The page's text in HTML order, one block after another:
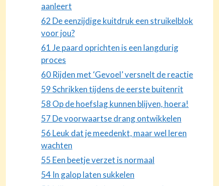
aanleert
62 De eenzijdige kuitdruk een struikelblok
voor jou?
61 Je paard oprichten is een langdurig
proces
60 Rijden met ‘Gevoel’ versnelt de reactie
59 Schrikken tijdens de eerste buitenrit
58 Op de hoefslag kunnen blijven, hoera!
57 De voorwaartse drang ontwikkelen
56 Leuk dat je meedenkt, maar wel leren
wachten
55 Een beetje verzet is normaal
54 In galop laten sukkelen